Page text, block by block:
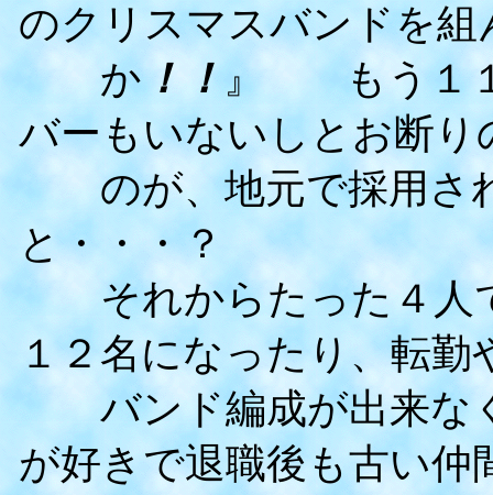
のクリスマスバンドを組
か！！ 』 もう１１
バーもいないしとお断り
のが、地元で採用さ
と・・・？
それからたった４人
１２名になったり、転勤
バンド編成が出来な
が好きで退職後も古い仲